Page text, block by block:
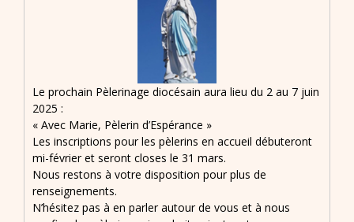
Le prochain Pèlerinage diocésain aura lieu du 2 au 7 juin
2025 :
« Avec Marie, Pèlerin d’Espérance »
Les inscriptions pour les pèlerins en accueil débuteront
mi-février et seront closes le 31 mars.
Nous restons à votre disposition pour plus de
renseignements.
N’hésitez pas à en parler autour de vous et à nous